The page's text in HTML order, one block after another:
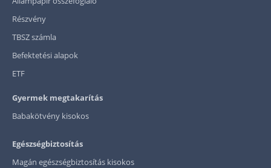
Részvény
TBSZ számla
Befektetési alapok
ETF
Gyermek megtakarítás
Babakötvény kisokos
Egészségbiztosítás
Magán egészségbiztosítás kisokos